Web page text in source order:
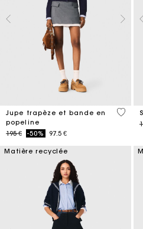
Jupe trapèze et bande en
popeline
Price reduced from
195 €to-50% 97.5 €
3,3
Matière recyclée